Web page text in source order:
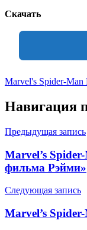
Скачать
Marvel's Spider-Man
Навигация
Предыдущая запись
Marvel’s
фильма Рэйми»
Следующая запись
Marvel’s